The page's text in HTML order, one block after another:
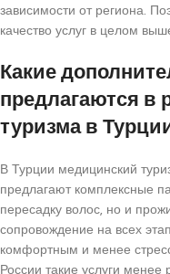
зависимости от региона.
качество услуг в целом
Какие
предлагаются в
туризма в
В Турции медицинский
предлагают комплексные
пересадку волос, но и
сопровождение на всех
комфортным и менее
России такие услуги